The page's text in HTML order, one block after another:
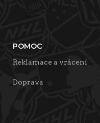
POMOC
Reklamace a vrácení
Doprava